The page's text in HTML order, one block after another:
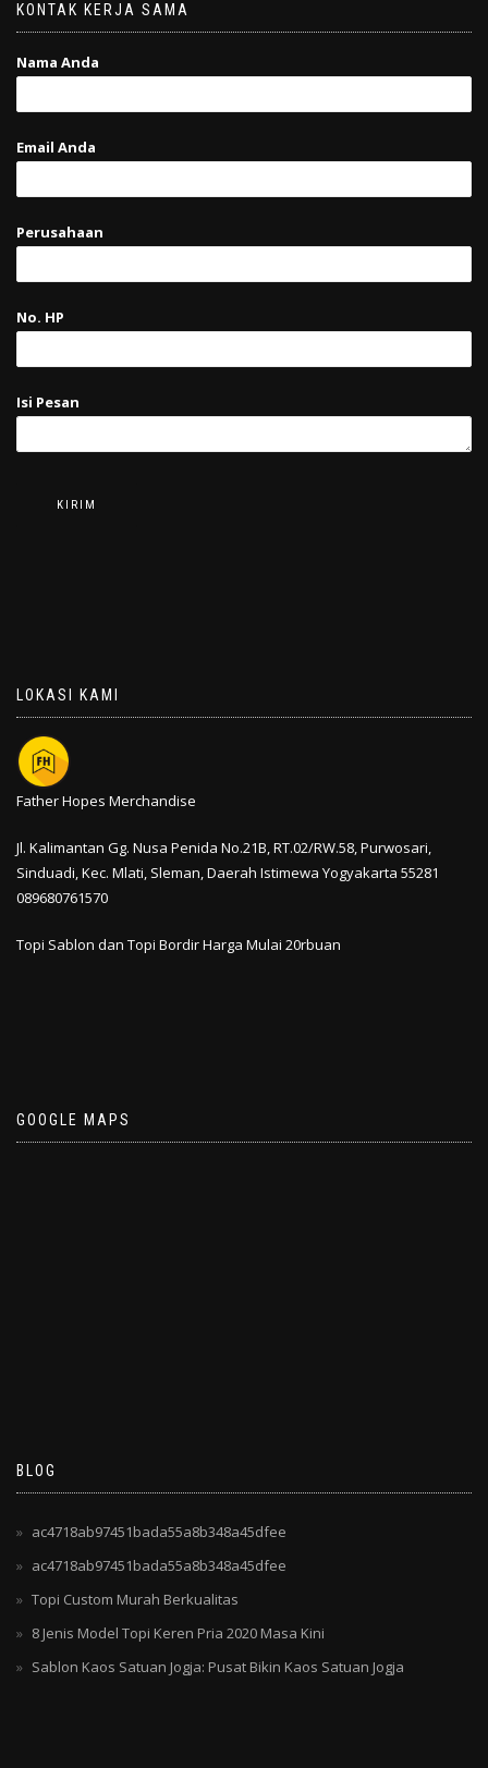
KONTAK KERJA SAMA
Nama Anda
Email Anda
Perusahaan
No. HP
Isi Pesan
LOKASI KAMI
Father Hopes Merchandise
Jl. Kalimantan Gg. Nusa Penida No.21B, RT.02/RW.58, Purwosari,
Sinduadi, Kec. Mlati, Sleman,Daerah Istimewa Yogyakarta 55281
089680761570
Topi Sablon dan Topi Bordir Harga Mulai 20rbuan
GOOGLE MAPS
BLOG
ac4718ab97451bada55a8b348a45dfee
ac4718ab97451bada55a8b348a45dfee
Topi Custom Murah Berkualitas
8 Jenis Model Topi Keren Pria 2020 Masa Kini
Sablon Kaos Satuan Jogja: Pusat Bikin Kaos Satuan Jogja